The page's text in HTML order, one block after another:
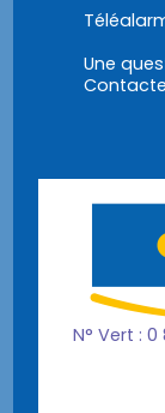
Une
N° Vert :